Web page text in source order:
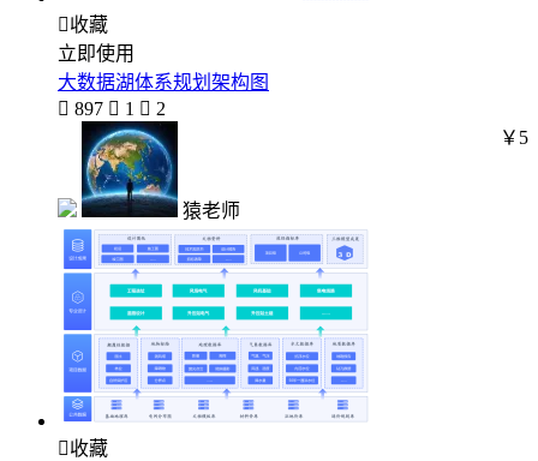
收藏
立即使用
大数据湖体系规划架构图
 897  1  2
猿老师
￥5
收藏